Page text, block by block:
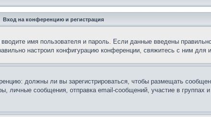
Вход на конференцию и регистрация
имя пользователя и пароль. Если данные введены
настроил конфигурацию конференции, свяжитесь с ним для
должны ли вы зарегистрироваться, чтобы размещать
сообщения, отправка email-сообщений, участие в группах и